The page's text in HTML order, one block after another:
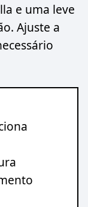
e uma leve
Ajuste a